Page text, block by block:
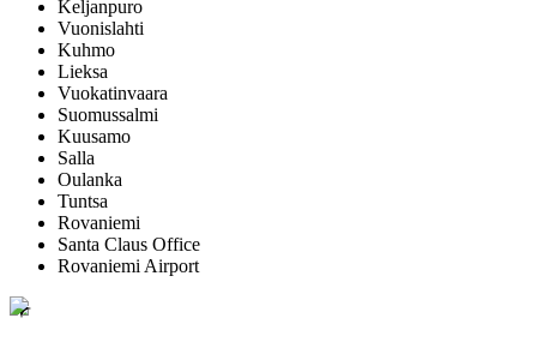
Keljanpuro
Vuonislahti
Kuhmo
Lieksa
Vuokatinvaara
Suomussalmi
Kuusamo
Salla
Oulanka
Tuntsa
Rovaniemi
Santa Claus Office
Rovaniemi Airport